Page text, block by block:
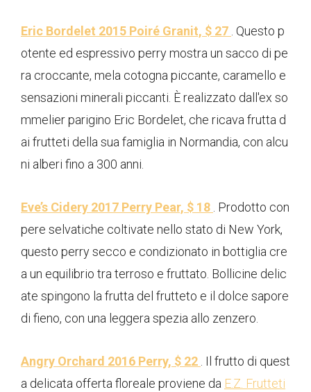
Eric Bordelet 2015 Poiré Granit, $ 27 . Questo p
otente ed espressivo perry mostra un sacco di pe
ra croccante, mela cotogna piccante, caramello e
sensazioni minerali piccanti. È realizzato dall'ex so
mmelier parigino Eric Bordelet, che ricava frutta d
ai frutteti della sua famiglia in Normandia, con alcu
ni alberi fino a 300 anni.
Eve’s Cidery 2017 Perry Pear, $ 18 . Prodotto con
pere selvatiche coltivate nello stato di New York,
questo perry secco e condizionato in bottiglia cre
a un equilibrio tra terroso e fruttato. Bollicine delic
ate spingono la frutta del frutteto e il dolce sapore
di fieno, con una leggera spezia allo zenzero.
Angry Orchard 2016 Perry, $ 22 . Il frutto di quest
a delicata offerta floreale proviene da E.Z. Frutteti